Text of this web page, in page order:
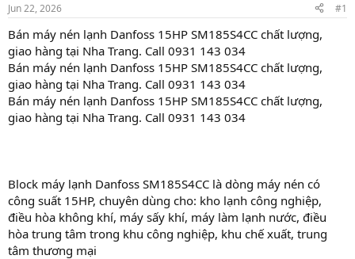
t
a
t
e
r
t
e
Jun 22, 2026 #1
Bán máy nén lạnh Danfoss 15HP SM185S4CC chất lượng,
giao hàng tại Nha Trang. Call 0931 143 034
Bán máy nén lạnh Danfoss 15HP SM185S4CC chất lượng,
giao hàng tại Nha Trang. Call 0931 143 034
Bán máy nén lạnh Danfoss 15HP SM185S4CC chất lượng,
giao hàng tại Nha Trang. Call 0931 143 034
Block máy lạnh Danfoss SM185S4CC là dòng máy nén có
công suất 15HP, chuyên dùng cho: kho lạnh công nghiệp,
điều hòa không khí, máy sấy khí, máy làm lạnh nước, điều
hòa trung tâm trong khu công nghiệp, khu chế xuất, trung
tâm thương mại